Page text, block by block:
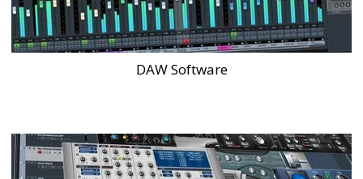
DAW Software